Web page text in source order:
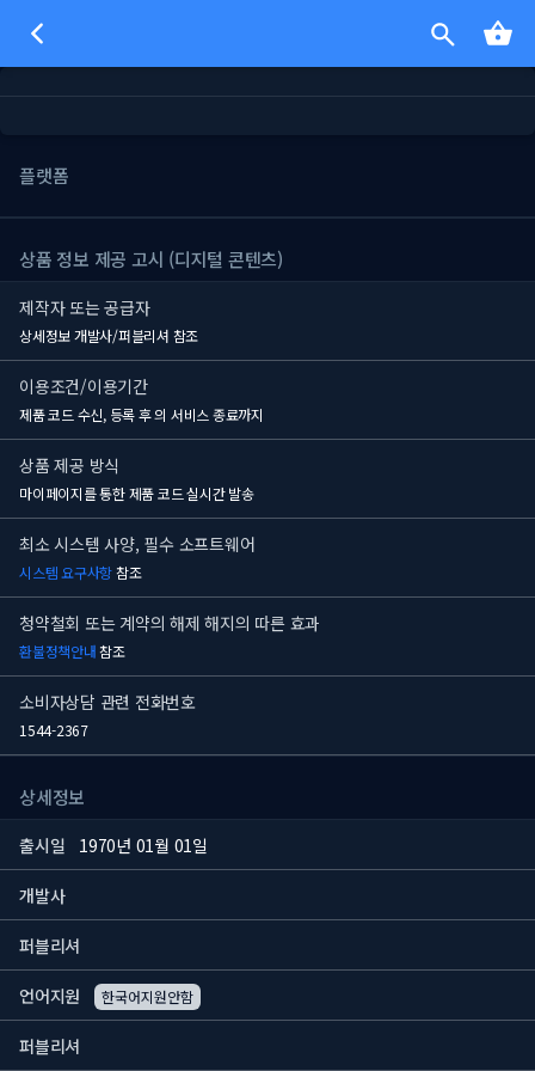
플랫폼
상품 정보 제공 고시 (디지털 콘텐츠)
제작자 또는 공급자
상세정보 개발사/퍼블리셔 참조
이용조건/이용기간
제품 코드 수신, 등록 후의 서비스 종료까지
상품 제공 방식
마이페이지를 통한 제품 코드 실시간 발송
최소 시스템 사양, 필수 소프트웨어
시스템 요구사항참조
청약철회 또는 계약의 해제 해지의 따른 효과
환불정책안내참조
소비자상담 관련 전화번호
1544-2367
상세정보
출시일 1970년 01월 01일
개발사
퍼블리셔
언어지원 한국어지원안함
퍼블리셔